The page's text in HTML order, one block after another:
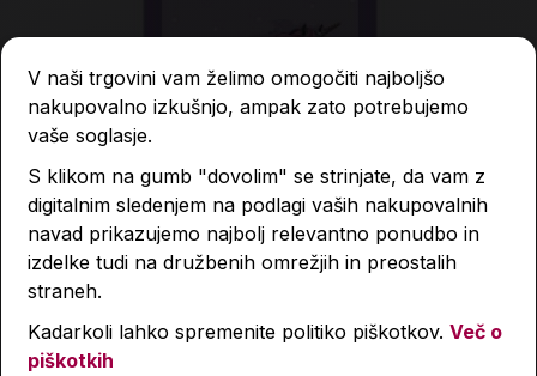
V naši trgovini vam želimo omogočiti najboljšo
nakupovalno izkušnjo, ampak zato potrebujemo
vaše soglasje.
S klikom na gumb "dovolim" se strinjate, da vam z
digitalnim sledenjem na podlagi vaših nakupovalnih
navad prikazujemo najbolj relevantno ponudbo in
izdelke tudi na družbenih omrežjih in preostalih
straneh.
Kadarkoli lahko spremenite politiko piškotkov. Več o
piškotkih